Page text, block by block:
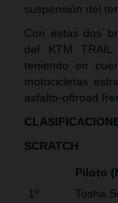
suspensión del
Con estas dos
del KTM
teniendo en
motocicletas
asfalto-offroad
SCRATCH
Piloto
1º
Tosha